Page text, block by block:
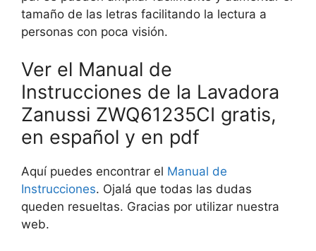
tamaño de las letras facilitando la lectura a
personas con poca visión.
Ver el Manual de
Instrucciones de la Lavadora
Zanussi ZWQ61235CI gratis,
en español y en pdf
Aquí puedes encontrar el Manual de
Instrucciones. Ojalá que todas las dudas
queden resueltas. Gracias por utilizar nuestra
web.